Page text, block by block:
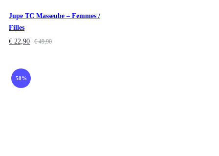
Jupe TC Masseube – Femmes /
Filles
€ 22,90 €49,90
58%